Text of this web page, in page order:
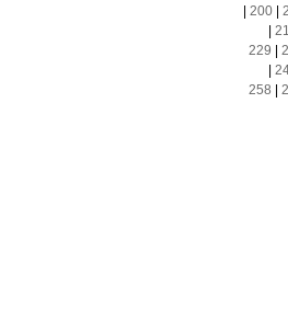
200|
229
258